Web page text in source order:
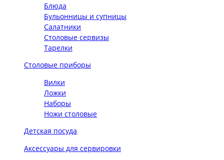
Блюда
Бульонницы и супницы
Салатники
Столовые сервизы
Тарелки
Столовые приборы
Вилки
Ложки
Наборы
Ножи столовые
Детская посуда
Аксессуары для сервировки